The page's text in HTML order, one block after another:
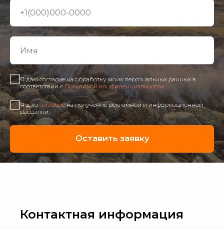
Я даю согласие на обработку моих персональных данных в
соответствии сПолитикой конфиденциальности
Я даю согласиена получение рекламной и информационной
рассылки.
Оставить заявку
Контактная информация